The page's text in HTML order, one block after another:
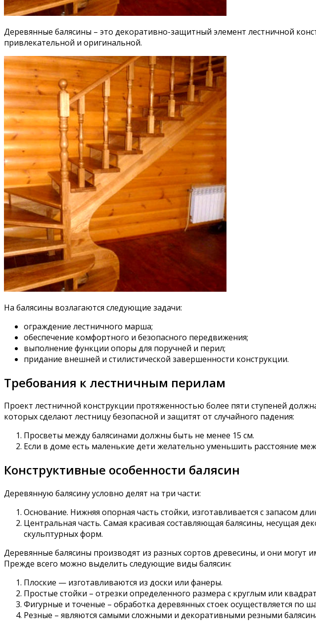
Деревянные балясины – это декоративно-защитный элемент лестничной
привлекательной и оригинальной.
На балясины возлагаются следующие задачи:
ограждение лестничного марша;
обеспечение комфортного и безопасного передвижения;
выполнение функции опоры для поручней и перил;
придание внешней и стилистической завершенности конструкции.
Требования к лестничным перилам
Проект лестничной конструкции протяженностью более пяти ступеней
которых сделают лестницу безопасной и защитят от случайного падения:
Просветы между балясинами должны быть не менее 15 см.
Если в доме есть маленькие дети желательно уменьшить расстояние
Конструктивные особенности балясин
Деревянную балясину условно делят на три части:
Основание. Нижняя опорная часть стойки, изготавливается с запасом
Центральная часть. Самая красивая составляющая балясины, несущая
скульптурных форм.
Деревянные балясины производят из разных сортов древесины, и они
Прежде всего можно выделить следующие виды балясин:
Плоские — изготавливаются из доски или фанеры.
Простые стойки – отрезки определенного размера с круглым или
Фигурные и точеные – обработка деревянных стоек осуществляется по
Резные – являются самыми сложными и декоративными резными